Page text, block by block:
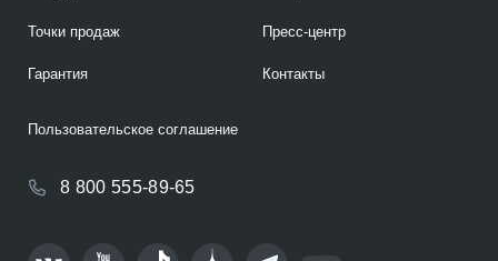
Точки продаж
Гарантия
Пресс-центр
Контакты
8 800 555-89-65
Пользовательское соглашение